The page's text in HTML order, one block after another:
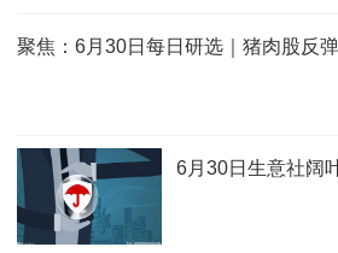
聚焦：6月30日每日研选｜猪肉股反
6月30日生意社阔